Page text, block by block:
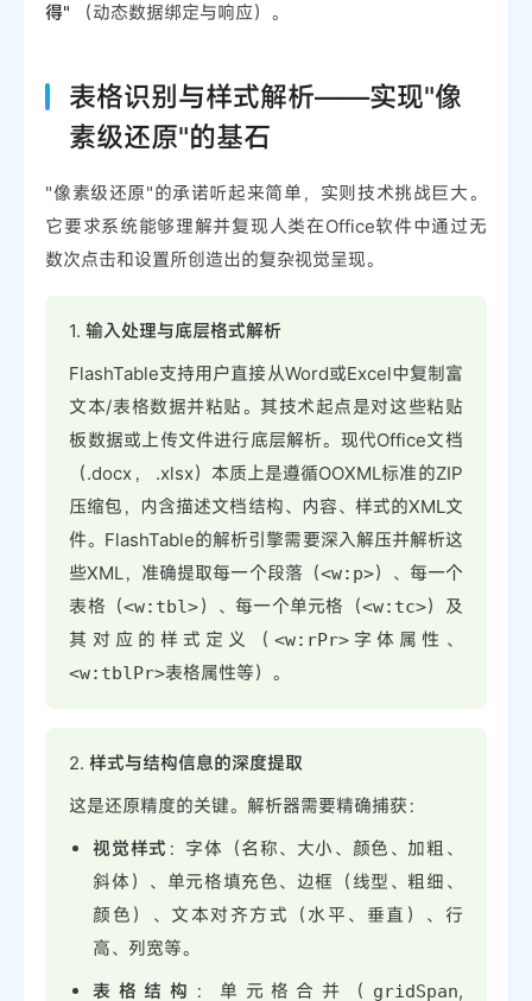
得" （动态数据绑定与响应）。
表格识别与样式解析——实现"像
素级还原"的基石
"像素级还原"的承诺听起来简单，实则技术挑战巨大。
它要求系统能够理解并复现人类在Office软件中通过无
数次点击和设置所创造出的复杂视觉呈现。
1.输入处理与底层格式解析
FlashTable支持用户直接从Word或Excel中复制富
文本/表格数据并粘贴。其技术起点是对这些粘贴
板数据或上传文件进行底层解析。现代Office文档
（.docx， .xlsx）本质上是遵循OOXML标准的ZIP
压缩包，内含描述文档结构、内容、样式的XML文
件。FlashTable的解析引擎需要深入解压并解析这
些XML，准确提取每一个段落（<w:p>）、每一个
表格（<w:tbl>）、每一个单元格（<w:tc>）及
其对应的样式定义（ <w:rPr>字体属性、
<w:tblPr>表格属性等）。
2.样式与结构信息的深度提取
这是还原精度的关键。解析器需要精确捕获：
视觉样式 ：字体（名称、大小、颜色、加粗、
斜体）、单元格填充色、边框（线型、粗细、
颜色）、文本对齐方式（水平、垂直）、行
高、列宽等。
表格结构 ：单元格合并（ gridSpan,